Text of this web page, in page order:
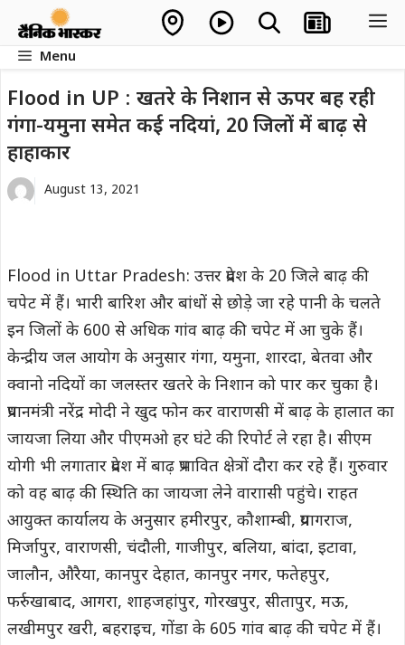
contentMenu
Flood in UP : खतरे के निशान से ऊपर बह रही
गंगा-यमुना समेत कई नदियां, 20 जिलों में बाढ़ से
हाहाकार
August 13, 2021
Flood in Uttar Pradesh: उत्तर प्रदेश के 20 जिले बाढ़ की
चपेट में हैं। भारी बारिश और बांधों से छोड़े जा रहे पानी के चलते
इन जिलों के 600 से अधिक गांव बाढ़ की चपेट में आ चुके हैं।
केन्द्रीय जल आयोग के अनुसार गंगा, यमुना, शारदा, बेतवा और
क्वानो नदियों का जलस्तर खतरे के निशान को पार कर चुका है।
प्रधानमंत्री नरेंद्र मोदी ने खुद फोन कर वाराणसी में बाढ़ के हालात का
जायजा लिया और पीएमओ हर घंटे की रिपोर्ट ले रहा है। सीएम
योगी भी लगातार प्रदेश में बाढ़ प्रभावित क्षेत्रों दौरा कर रहे हैं। गुरुवार
को वह बाढ़ की स्थिति का जायजा लेने वाराासी पहुंचे। राहत
आयुक्त कार्यालय के अनुसार हमीरपुर, कौशाम्बी, प्रयागराज,
मिर्जापुर, वाराणसी, चंदौली, गाजीपुर, बलिया, बांदा, इटावा,
जालौन, औरैया, कानपुर देहात, कानपुर नगर, फतेहपुर,
फर्रुखाबाद, आगरा, शाहजहांपुर, गोरखपुर, सीतापुर, मऊ,
लखीमपुर खरी, बहराइच, गोंडा के 605 गांव बाढ़ की चपेट में हैं।